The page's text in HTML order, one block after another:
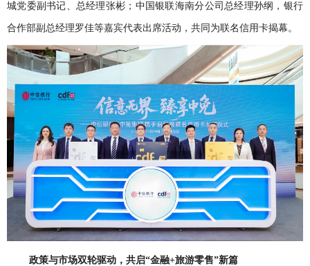
城党委副书记、总经理张彬；中国银联海南分公司总经理孙纲，银行
合作部副总经理罗佳等嘉宾代表出席活动，共同为联名信用卡揭幕。
政策与市场双轮驱动，共启“金融+旅游零售”新篇